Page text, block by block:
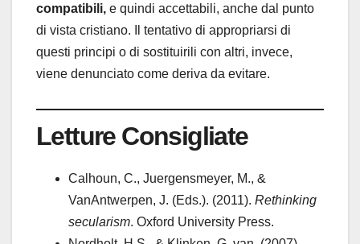
compatibili, e quindi accettabili, anche dal punto
di vista cristiano. Il tentativo di appropriarsi di
questi principi o di sostituirili con altri, invece,
viene denunciato come deriva da evitare.
Letture Consigliate
Calhoun, C., Juergensmeyer, M., &
VanAntwerpen, J. (Eds.). (2011). Rethinking
secularism. Oxford University Press.